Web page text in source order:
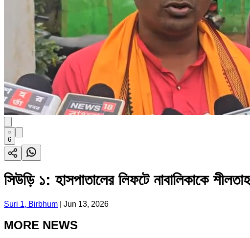
6
সিউড়ি ১: হাসপাতালের লিফটে নাবালিকাকে
Suri 1, Birbhum Jun 13, 2026
MORE NEWS